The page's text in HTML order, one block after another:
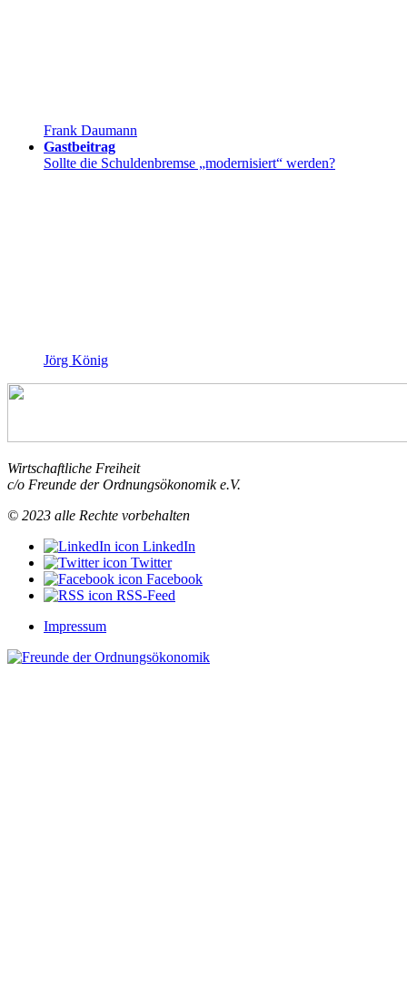
Frank Daumann
Gastbeitrag
Sollte die Schuldenbremse „modernisiert“ werden?
Jörg König
Wirtschaftliche Freiheit
c/o Freunde der Ordnungsökonomik e.V.
© 2023 alle Rechte vorbehalten
LinkedIn
Twitter
Facebook
RSS-Feed
Impressum